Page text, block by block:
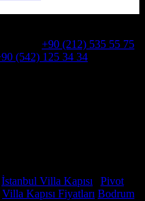
+90 (212) 535 55 75
(542) 125 34 34
İstanbul Villa Kapısı
Pivot
Villa Kapısı Fiyatları Bodrum